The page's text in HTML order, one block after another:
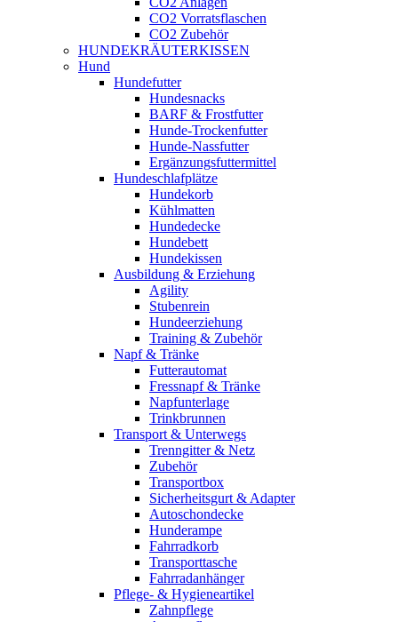
CO2 Vorratsflaschen
CO2 Zubehör
HUNDEKRÄUTERKISSEN
Hund
Hundefutter
Hundesnacks
BARF & Frostfutter
Hunde-Trockenfutter
Hunde-Nassfutter
Ergänzungsfuttermittel
Hundeschlafplätze
Hundekorb
Kühlmatten
Hundedecke
Hundebett
Hundekissen
Ausbildung & Erziehung
Agility
Stubenrein
Hundeerziehung
Training & Zubehör
Napf & Tränke
Futterautomat
Fressnapf & Tränke
Napfunterlage
Trinkbrunnen
Transport & Unterwegs
Trenngitter & Netz
Zubehör
Transportbox
Sicherheitsgurt & Adapter
Autoschondecke
Hunderampe
Fahrradkorb
Transporttasche
Fahrradanhänger
Pflege- & Hygieneartikel
Zahnpflege